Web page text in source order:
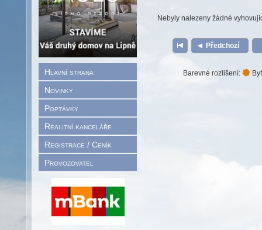
Hlavní strana
Novinky
Poptávky
Realitní kanceláře
Registrace / Ceník
Provozovatel
Nebyly nalezeny žádné
Předchozí
Barevné rozlišení: